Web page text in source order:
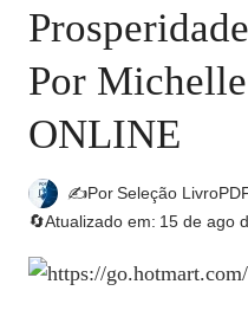
Por
ONLINE
✍️PorSeleção
🔄Atualizado em: 15 de ago